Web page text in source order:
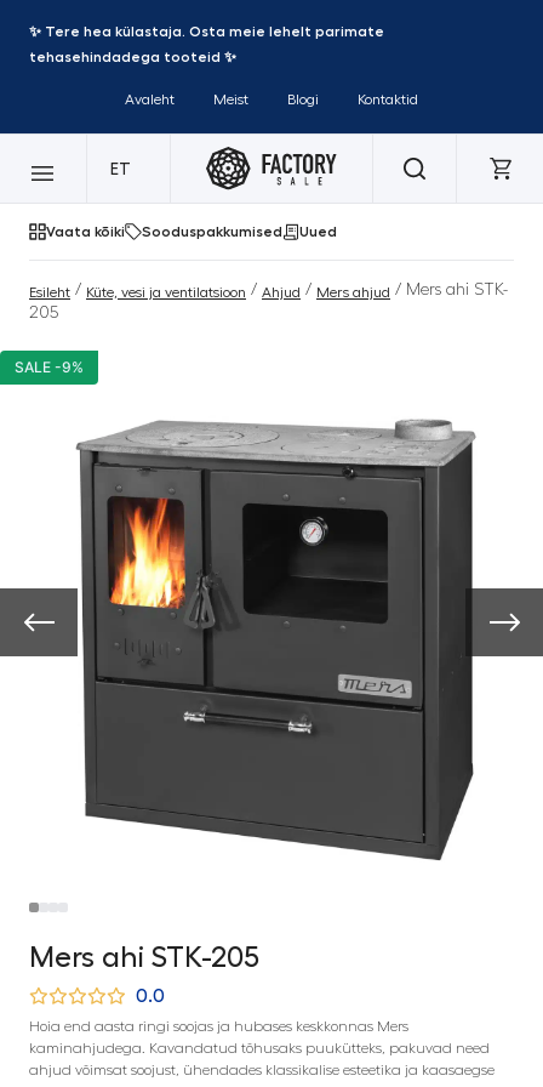
✨ Tere hea külastaja. Osta meie lehelt parimate
tehasehindadega tooteid ✨
Avaleht Meist Blogi Kontaktid
ET
Vaata kõiki Sooduspakkumised Uued
Esileht / Küte, vesi ja ventilatsioon / Ahjud / Mers ahjud / Mers ahi STK-
205
SALE -9%
Mers ahi STK-205
0.0
Hoia end aasta ringi soojas ja hubases keskkonnas Mers
kaminahjudega. Kavandatud tõhusaks puukütteks, pakuvad need
ahjud võimsat soojust, ühendades klassikalise esteetika ja kaasaegse